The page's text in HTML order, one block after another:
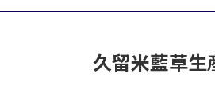
久留米藍草生